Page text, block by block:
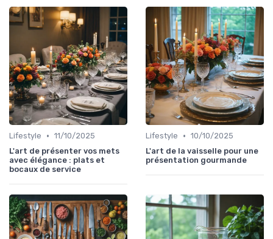
Lifestyle • 11/10/2025
L'art de présenter vos mets
avec élégance : plats et
bocaux de service
Lifestyle • 10/10/2025
L'art de la vaisselle pour une
présentation gourmande